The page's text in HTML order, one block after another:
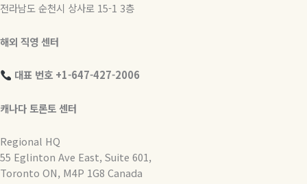
전라남도 순천시 상사로 15-1 3층
해외 직영 센터
대표 번호 +1-647-427-2006
캐나다 토론토 센터
Regional HQ
55 Eglinton Ave East, Suite 601,
Toronto ON, M4P 1G8 Canada